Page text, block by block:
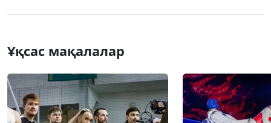
Ұқсас мақалалар